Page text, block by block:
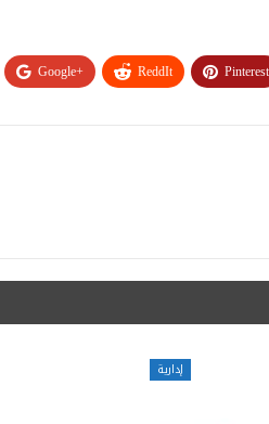
Google+ ReddIt Pinterest
إدارية